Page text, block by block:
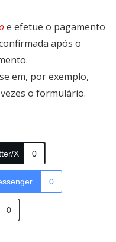
e efetue o pagamento
após o
em, por exemplo,
o formulário.
X 0
0
0